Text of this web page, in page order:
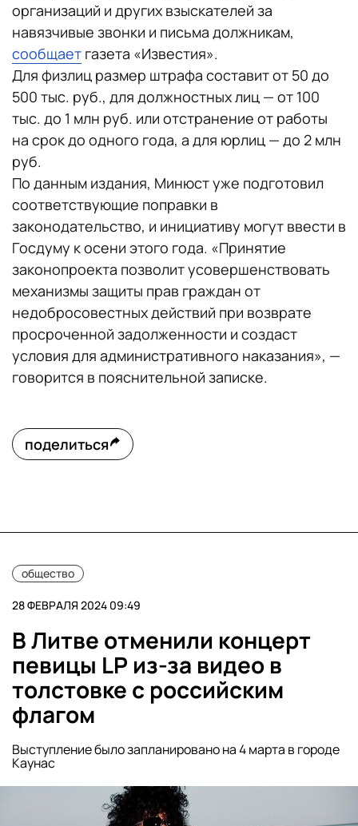
организаций и других взыскателей за
навязчивые звонки и письма должникам,
сообщает газета «Известия».
Для физлиц‎ размер штрафа составит от 50 до
500 тыс. руб., для должностных лиц — от 100
тыс. до 1 млн руб. или отстранение от работы
на срок до одного года, а для юрлиц — до 2 млн
руб.
По данным издания, Минюст уже подготовил
соответствующие поправки в
законодательство, и инициативу могут ввести в
Госдуму к осени этого года. «Принятие
законопроекта позволит усовершенствовать
механизмы защиты прав граждан от
недобросовестных действий при возврате
просроченной задолженности и создаст
условия для административного наказания», —
говорится в пояснительной записке.
поделиться
общество
28 ФЕВРАЛЯ 2024 09:49
В Литве отменили концерт
певицы LP из-за видео в
толстовке с российским
флагом
Выступление было запланировано на 4 марта в городе
Каунас